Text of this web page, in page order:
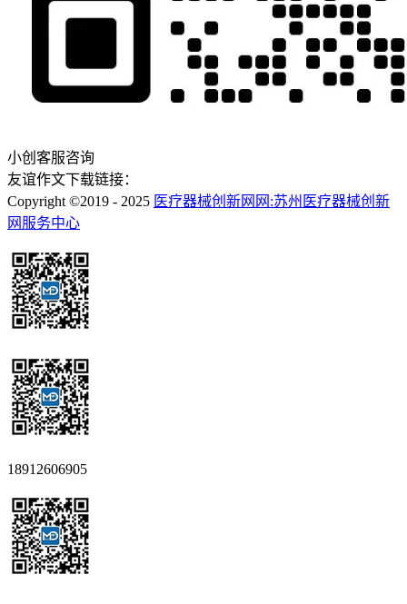
小创客服咨询
友谊作文下载链接：
Copyright ©2019 - 2025 医疗器械创新网网:苏州医疗器械创新
网服务中心
18912606905